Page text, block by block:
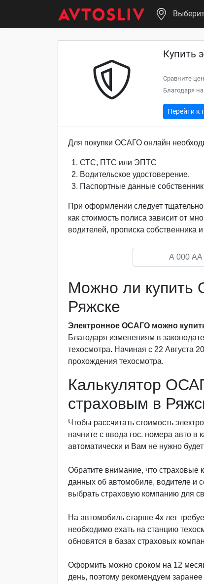
Купить
Сравните
Благодаря
Перейти к
Для покупки ОСАГО онлайн
СТС, ПТС или ЭПТС
Водительское удостоверение.
Паспортные данные
При оформлении следует
как стоимость полиса зависит от
водителей, прописка собственника и
Можно ли купить
Ряжске
Электронное ОСАГО можно
Благодаря изменениям в
техосмотра. Начиная с 22 Августа
прохождения техосмотра.
Калькулятор
страховым в
Чтобы рассчитать стоимость
начните с ввода гос. номера авто
автоматически и Вам не нужно
Обратите внимание, что страховые
данных об автомобиле, водителе и
выбрать страховую компанию для
На автомобиль старше 4х лет
необходимо ехать на станцию
обновятся в базах страховых
Оформить можно сроком на 12
день, поэтому рекомендуем